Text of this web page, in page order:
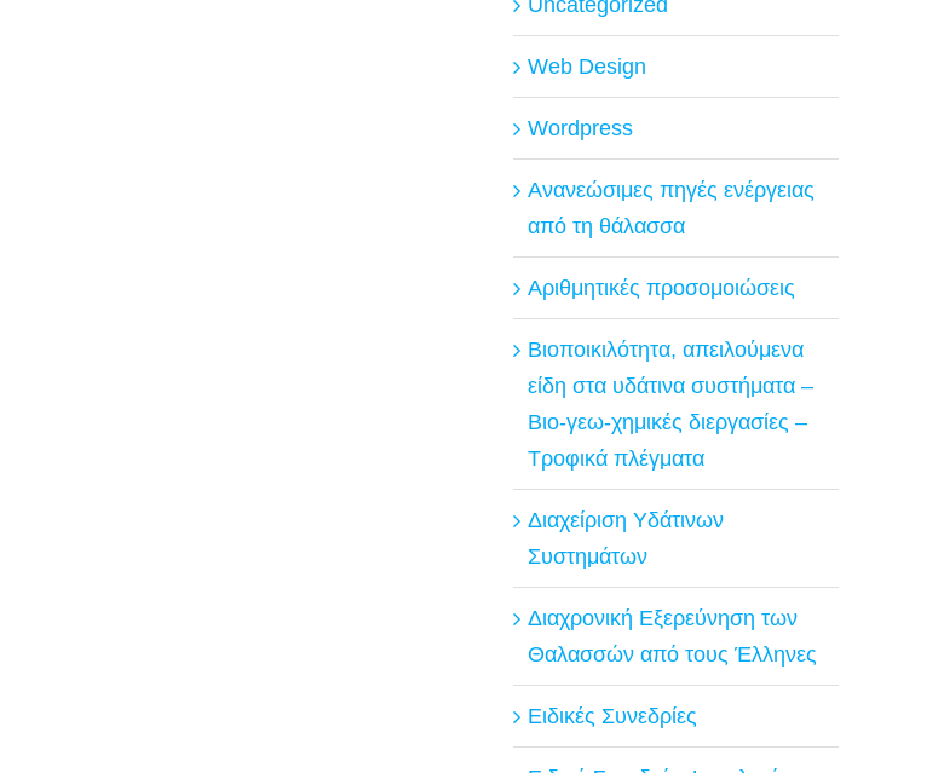
Web Design
Wordpress
Ανανεώσιμες πηγές ενέργειας
από τη θάλασσα
Αριθμητικές προσομοιώσεις
Βιοποικιλότητα, απειλούμενα
είδη στα υδάτινα συστήματα –
Βιο-γεω-χημικές διεργασίες –
Τροφικά πλέγματα
Διαχείριση Υδάτινων
Συστημάτων
Διαχρονική Εξερεύνηση των
Θαλασσών από τους Έλληνες
Ειδικές Συνεδρίες